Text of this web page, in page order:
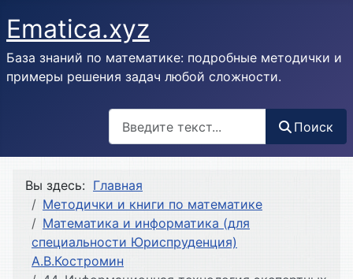
Ematica.xyz
База знаний по математике: подробные методички и
примеры решения задач любой сложности.
Поиск
Вы здесь: Главная
Методички и книги по математике
Математика и информатика (для
специальности Юриспруденция)
А.В.Костромин